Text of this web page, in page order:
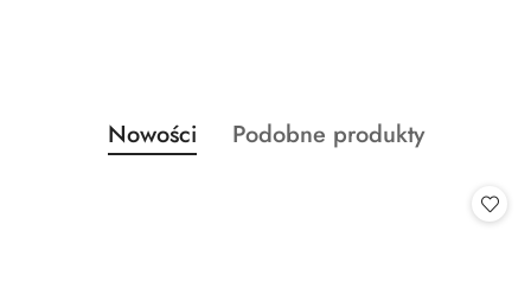
Pomiń karuzelę produktów
Produkty
o
Nowości
Produkty
Podobne produkty